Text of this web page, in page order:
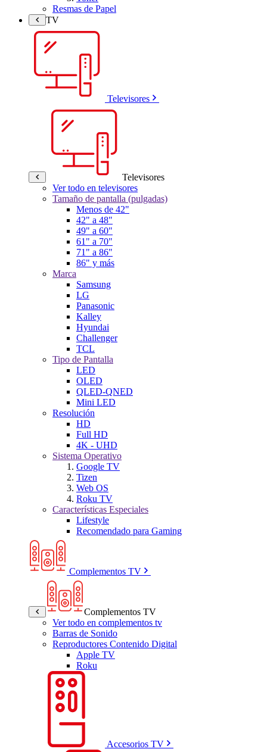
Resmas de Papel
TV
Televisores
Televisores
Ver todo en televisores
Tamaño de pantalla (pulgadas)
Menos de 42"
42" a 48"
49" a 60"
61" a 70"
71" a 86"
86" y más
Marca
Samsung
LG
Panasonic
Kalley
Hyundai
Challenger
TCL
Tipo de Pantalla
LED
OLED
QLED-QNED
Mini LED
Resolución
HD
Full HD
4K - UHD
Sistema Operativo
Google TV
Tizen
Web OS
Roku TV
Características Especiales
Lifestyle
Recomendado para Gaming
Complementos TV
Complementos TV
Ver todo en complementos tv
Barras de Sonido
Reproductores Contenido Digital
Apple TV
Roku
Accesorios TV